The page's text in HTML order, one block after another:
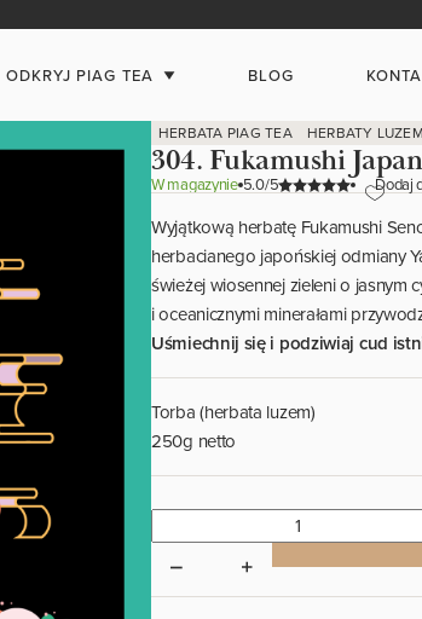
ODKRYJ PIAG TEA BLOG
HERBATA PIAG TEA HERBATY LUZEM
304. Fukamushi
W magazynie /5 Dodaj
Wyjątkową herbatę Fukamushi
herbacianego japońskiej odmiany
świeżej wiosennej zieleni o jasnym
i oceanicznymi minerałami
Uśmiechnij się i podziwiaj cud
Torba (herbata luzem)
250g netto